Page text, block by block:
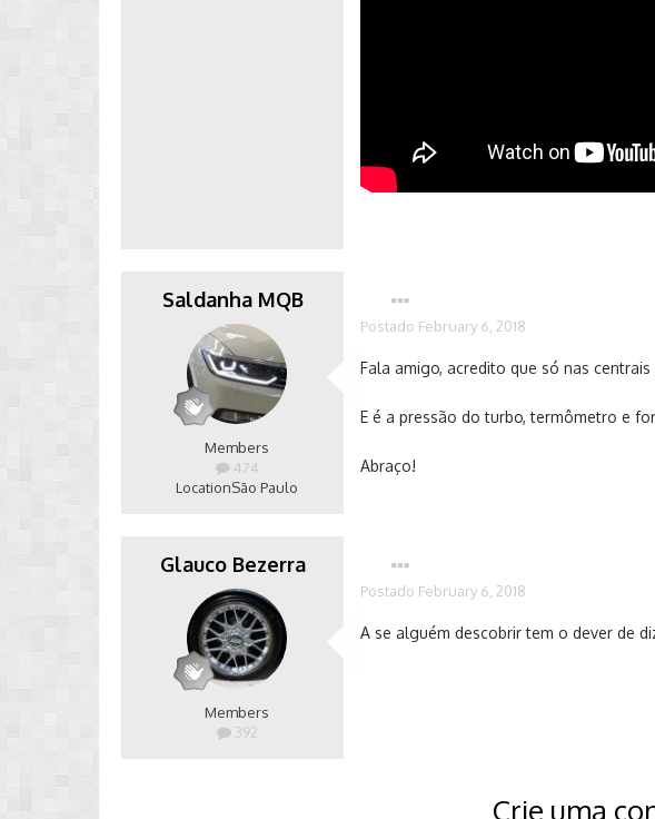
Saldanha MQB
Members
474
LocationSão Paulo
Postado February 6, 2018
Fala amigo, acredito que só nas
E é a pressão do turbo, termômetro e
Abraço!
Glauco Bezerra
Members
392
Postado February 6, 2018
A se alguém descobrir tem o dever de
Crie uma